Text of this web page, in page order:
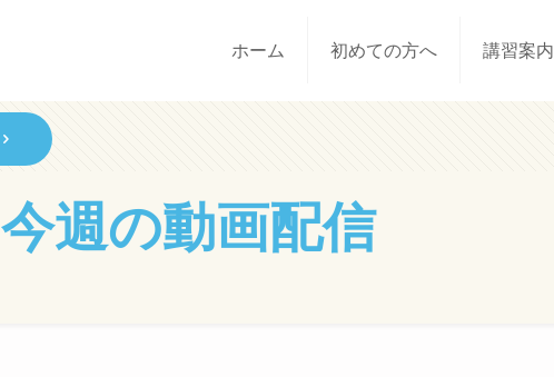
ホーム 初めての方へ 講習案内
今週の動画配信